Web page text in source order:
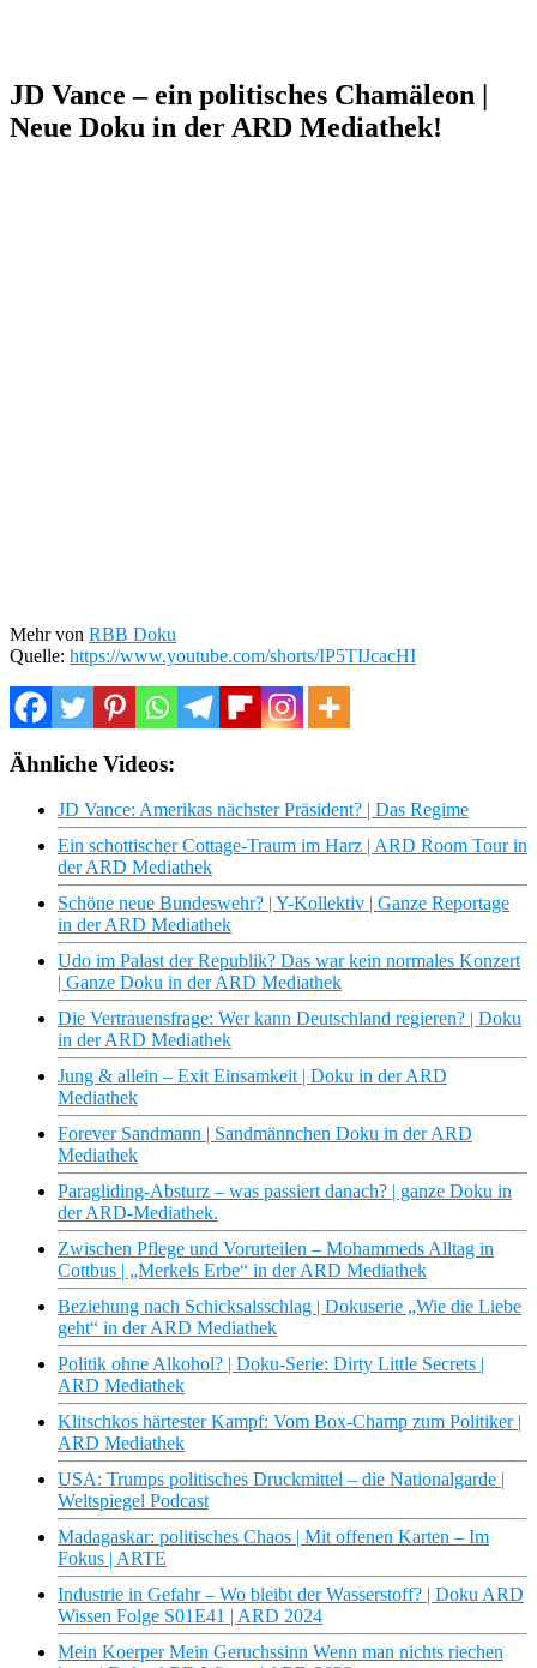
JD Vance – ein politisches Chamäleon |
Neue Doku in der ARD Mediathek!
Mehr von RBB Doku
Quelle: https://www.youtube.com/shorts/IP5TIJcacHI
Ähnliche Videos:
JD Vance: Amerikas nächster Präsident? | Das Regime
Ein schottischer Cottage-Traum im Harz | ARD Room Tour in
der ARD Mediathek
Schöne neue Bundeswehr? | Y-Kollektiv | Ganze Reportage
in der ARD Mediathek
Udo im Palast der Republik? Das war kein normales Konzert
| Ganze Doku in der ARD Mediathek
Die Vertrauensfrage: Wer kann Deutschland regieren? | Doku
in der ARD Mediathek
Jung & allein – Exit Einsamkeit | Doku in der ARD
Mediathek
Forever Sandmann | Sandmännchen Doku in der ARD
Mediathek
Paragliding-Absturz – was passiert danach? | ganze Doku in
der ARD-Mediathek.
Zwischen Pflege und Vorurteilen – Mohammeds Alltag in
Cottbus | „Merkels Erbe“ in der ARD Mediathek
Beziehung nach Schicksalsschlag | Dokuserie „Wie die Liebe
geht“ in der ARD Mediathek
Politik ohne Alkohol? | Doku-Serie: Dirty Little Secrets |
ARD Mediathek
Klitschkos härtester Kampf: Vom Box-Champ zum Politiker |
ARD Mediathek
USA: Trumps politisches Druckmittel – die Nationalgarde |
Weltspiegel Podcast
Madagaskar: politisches Chaos | Mit offenen Karten – Im
Fokus | ARTE
Industrie in Gefahr – Wo bleibt der Wasserstoff? | Doku ARD
Wissen Folge S01E41 | ARD 2024
Mein Koerper Mein Geruchssinn Wenn man nichts riechen